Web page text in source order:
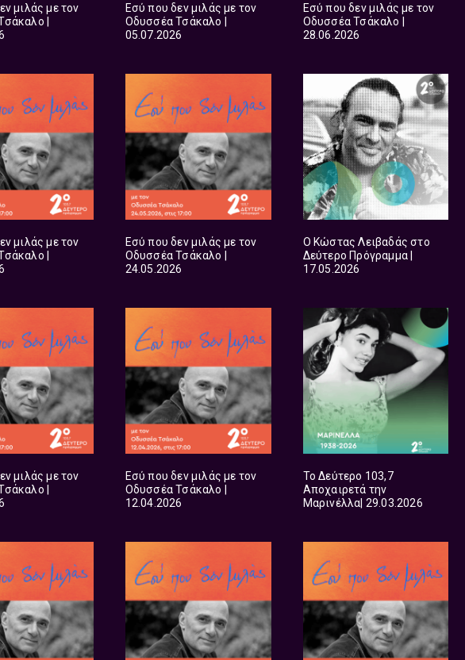
μιλάς με τον
|
Εσύ που δεν μιλάς με τον
Οδυσσέα Τσάκαλο |
05.07.2026
Εσύ που δεν μιλάς με τον
Οδυσσέα Τσάκαλο |
28.06.2026
μιλάς με τον
|
Εσύ που δεν μιλάς με τον
Οδυσσέα Τσάκαλο |
24.05.2026
Ο Κώστας Λειβαδάς στο
Δεύτερο Πρόγραμμα |
17.05.2026
μιλάς με τον
|
Εσύ που δεν μιλάς με τον
Οδυσσέα Τσάκαλο |
12.04.2026
Το Δεύτερο 103,7
Αποχαιρετά την
Μαρινέλλα| 29.03.2026